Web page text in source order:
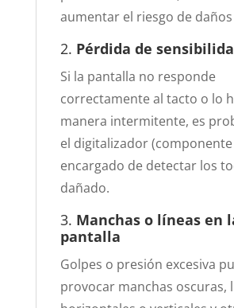
aumentar el riesgo de
2. Pérdida de
Si la pantalla no responde
correctamente al tacto o lo
manera intermitente, es
el digitalizador (componente
encargado de detectar los
dañado.
3. Manchas o líneas en
pantalla
Golpes o presión excesiva
provocar manchas oscuras,